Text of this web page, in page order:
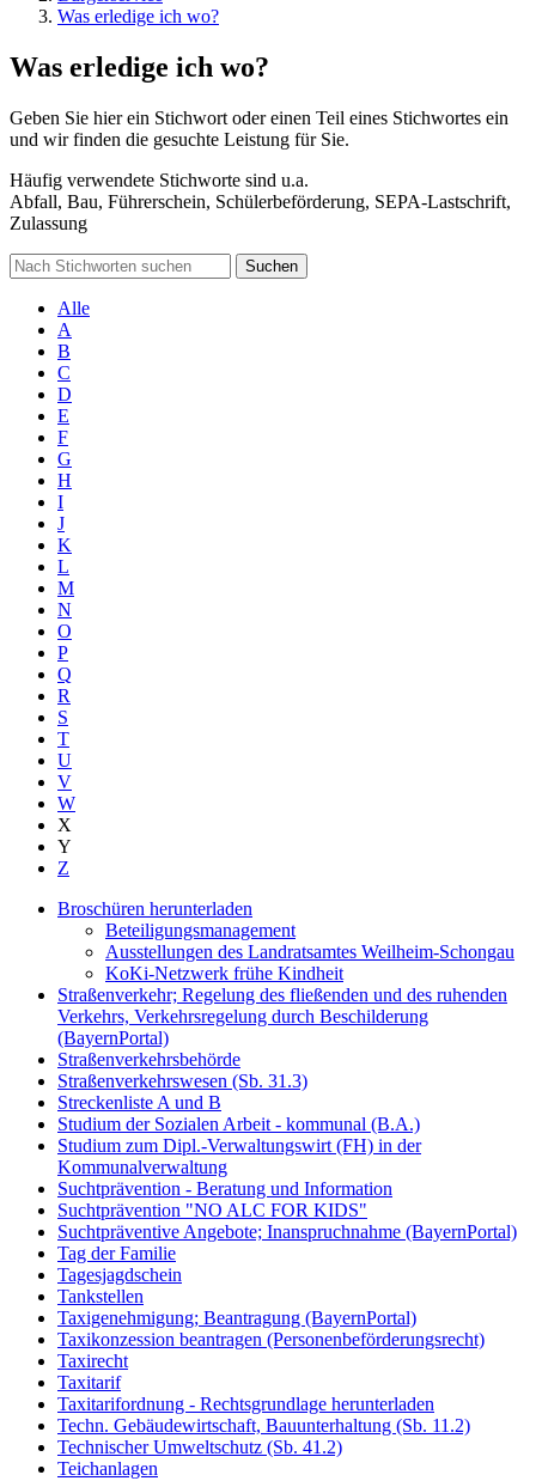
Was erledige ich wo?
Was erledige ich wo?
Geben Sie hier ein Stichwort oder einen Teil eines Stichwortes ein
und wir finden die gesuchte Leistung für Sie.
Häufig verwendete Stichworte sind u.a.
Abfall, Bau, Führerschein, Schülerbeförderung, SEPA-Lastschrift,
Zulassung
Suchen
Alle
A
B
C
D
E
F
G
H
I
J
K
L
M
N
O
P
Q
R
S
T
U
V
W
X
Y
Z
Broschüren herunterladen
Beteiligungsmanagement
Ausstellungen des Landratsamtes Weilheim-Schongau
KoKi-Netzwerk frühe Kindheit
Straßenverkehr; Regelung des fließenden und des ruhenden
Verkehrs, Verkehrsregelung durch Beschilderung
(BayernPortal)
Straßenverkehrsbehörde
Straßenverkehrswesen (Sb. 31.3)
Streckenliste A und B
Studium der Sozialen Arbeit - kommunal (B.A.)
Studium zum Dipl.-Verwaltungswirt (FH) in der
Kommunalverwaltung
Suchtprävention - Beratung und Information
Suchtprävention "NO ALC FOR KIDS"
Suchtpräventive Angebote; Inanspruchnahme (BayernPortal)
Tag der Familie
Tagesjagdschein
Tankstellen
Taxigenehmigung; Beantragung (BayernPortal)
Taxikonzession beantragen (Personenbeförderungsrecht)
Taxirecht
Taxitarif
Taxitarifordnung - Rechtsgrundlage herunterladen
Techn. Gebäudewirtschaft, Bauunterhaltung (Sb. 11.2)
Technischer Umweltschutz (Sb. 41.2)
Teichanlagen